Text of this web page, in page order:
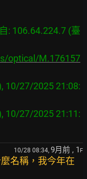
: 106.64.224.7 (臺
optical/M.176157
10/27/2025 21:08:
10/27/2025 21:11:
10/28 08:34, 9月前 , 1 F
名稱，我今年在